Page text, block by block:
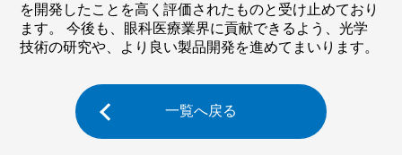
を開発したことを高く評価されたものと受け止めており
ます。 今後も、眼科医療業界に貢献できるよう、光学
技術の研究や、より良い製品開発を進めてまいります。
一覧へ戻る